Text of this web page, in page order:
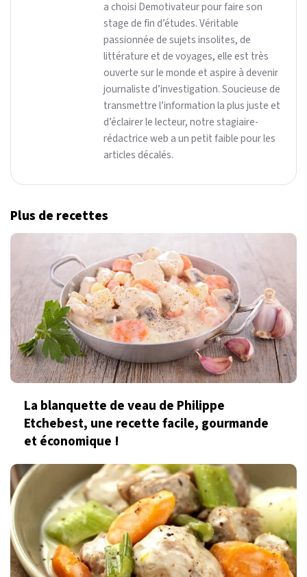
a choisi Demotivateur pour faire son
stage de fin d’études. Véritable
passionnée de sujets insolites, de
littérature et de voyages, elle est très
ouverte sur le monde et aspire à devenir
journaliste d’investigation. Soucieuse de
transmettre l’information la plus juste et
d’éclairer le lecteur, notre stagiaire-
rédactrice web a un petit faible pour les
articles décalés.
Plus de recettes
La blanquette de veau de Philippe
Etchebest, une recette facile, gourmande
et économique !